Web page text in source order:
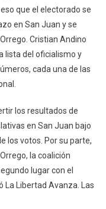
que el electorado se
en San Juan y se
Cristian Andino
lista del oficialismo y
cada una de las
los resultados de
en San Juan bajo
los votos. Por su parte,
la coalición
lugar con el
La Libertad Avanza. Las